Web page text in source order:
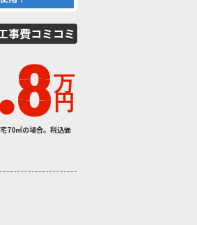
事費コミコミ
8万
円
70㎡の場合。税込価